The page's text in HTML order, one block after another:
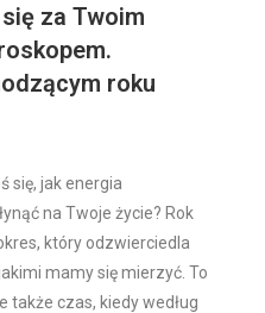
za Twoim
roku
się, jak energia
na Twoje życie? Rok
który odzwierciedla
mamy się mierzyć. To
także czas, kiedy według